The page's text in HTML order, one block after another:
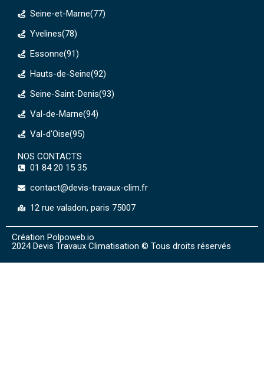
Seine-et-Marne(77)
Yvelines(78)
Essonne(91)
Hauts-de-Seine(92)
Seine-Saint-Denis(93)
Val-de-Marne(94)
Val-d'Oise(95)
NOS CONTACTS
01 84 20 15 35
contact@devis-travaux-clim.fr
12 rue valadon, paris 75007
Création Polpoweb.io
2024 Devis Travaux Climatisation © Tous droits réservés